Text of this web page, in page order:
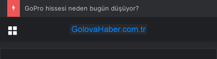
GoPro hissesi neden bugün düşüyor?
Menü